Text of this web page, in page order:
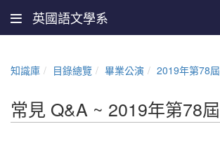
英國語文學系
知識庫 目錄總覽 畢業公演 2019年第78屆
常見 Q&A ~ 2019年第78屆